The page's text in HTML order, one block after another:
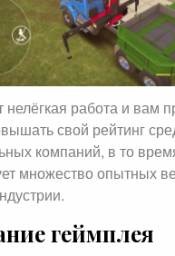
нелёгкая работа и вам
свой рейтинг
компаний, в то
множество опытных
геймплея